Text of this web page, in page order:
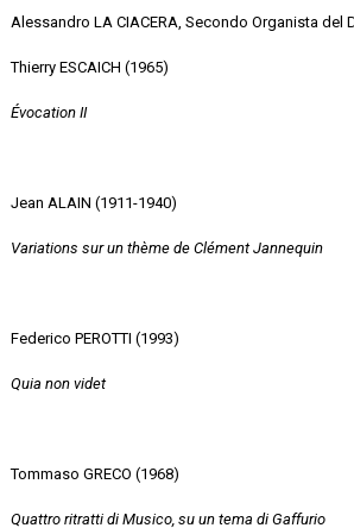
Alessandro LA CIACERA, Secondo Organista del
Thierry ESCAICH (1965)
Évocation II
Jean ALAIN (1911-1940)
Variations sur un thème de Clément Jannequin
Federico PEROTTI (1993)
Quia non videt
Tommaso GRECO (1968)
Quattro ritratti di Musico, su un tema di Gaffurio